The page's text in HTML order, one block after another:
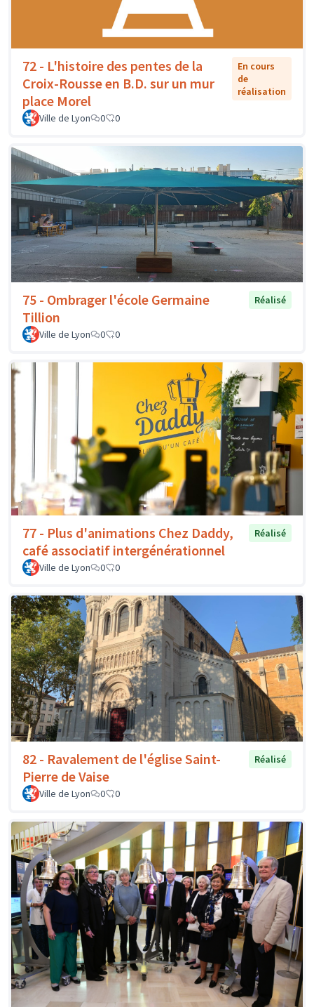
72 - L'histoire des pentes de la
Croix-Rousse en B.D. sur un mur
place Morel
En cours
de
réalisation
Ville de Lyon 0 0
75 - Ombrager l'école Germaine
Tillion
Réalisé
Ville de Lyon 0 0
77 - Plus d'animations Chez Daddy,
café associatif intergénérationnel
Réalisé
Ville de Lyon 0 0
82 - Ravalement de l'église Saint-
Pierre de Vaise
Réalisé
Ville de Lyon 0 0